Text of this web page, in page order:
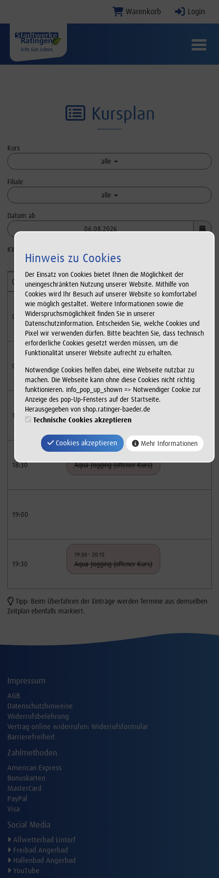
Warenkorb Login
Menü
Kursplan
Kurs
alle
Filiale
alle
Datum ab
KW 32
Suchen
Wochentag Montag
08:30
09:30
10:00
10:00 - 13:00
Stand-Up-Paddling
18:30 Aqua-Jogging (offener Kurs)
19:00
19:30
19:30 - 20:15
Aqua-Jogging (offener Kurs)
Tipp: Beim Überfahren der Einträge werden Termine aus demselben
Zeitplan ebenfalls markiert.
Impressum
AGB
Datenschutzhinweise
Widerrufsbelehrung
Vertrag online widerrufen: Widerrufsformular
Barrierefreiheit
Zahlmethoden
American Express
Bonuskarten
MasterCard
PayPal
Visa
Social Media
Allwetterbad Lintorf
Freibad Angerbad
Hallenbad Angerbad
YouTube
Hinweis zu Cookies
Der Einsatz von Cookies bietet Ihnen die Möglichkeit der
uneingeschränkten Nutzung unserer Website. Mithilfe von
Cookies wird Ihr Besuch auf unserer Website so komfortabel
wie möglich gestaltet. Weitere Informationen sowie die
Widerspruchsmöglichkeit finden Sie in unserer
Datenschutzinformation. Entscheiden Sie, welche Cookies und
Pixel wir verwenden dürfen. Bitte beachten Sie, dass technisch
erforderliche Cookies gesetzt werden müssen, um die
Funktionalität unserer Website aufrecht zu erhalten.
Notwendige Cookies helfen dabei, eine Webseite nutzbar zu
machen. Die Webseite kann ohne diese Cookies nicht richtig
funktionieren. info_pop_up_shown => Notwendiger Cookie zur
Anzeige des pop-Up-Fensters auf der Startseite.
Herausgegeben von shop.ratinger-baeder.de
Technische Cookies akzeptieren
Cookies akzeptieren Mehr Informationen